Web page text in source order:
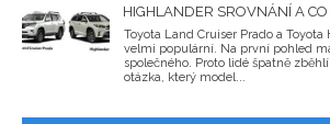
HIGHLANDER SROVNÁNÍ A CO
Toyota Land Cruiser Prado a
velmi populární. Na první pohled
společného. Proto lidé špatně
otázka, který model...